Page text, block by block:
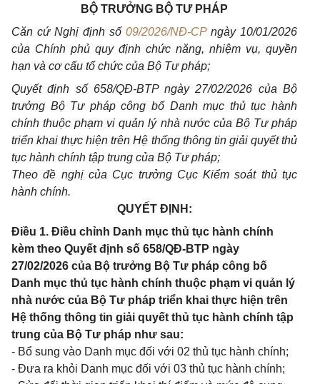
BỘ TRƯỞNG BỘ TƯ PHÁP
Căn cứ Nghị định số 09/2026/NĐ-CPngày 10/01/2026
của Chính phủ quy định chức năng, nhiệm vụ, quyền
hạn và cơ cấu tổ chức của Bộ Tư pháp;
Quyết định số 658/QĐ-BTP ngày 27/02/2026 của Bộ
trưởng Bộ Tư pháp công bố Danh mục thủ tục hành
chính thuộc phạm vi quản lý nhà nước của Bộ Tư pháp
triển khai thực hiện trên Hệ thống thông tin giải quyết thủ
tục hành chính tập trung của Bộ Tư pháp;
Theo đề nghị của Cục trưởng Cục Kiểm soát thủ tục
hành chính.
QUYẾT ĐỊNH:
Điều 1. Điều chỉnh Danh mục thủ tục hành chính
kèm theo Quyết định số 658/QĐ-BTP ngày
27/02/2026 của Bộ trưởng Bộ Tư pháp công bố
Danh mục thủ tục hành chính thuộc phạm vi quản lý
nhà nước của Bộ Tư pháp triển khai thực hiện trên
Hệ thống thông tin giải quyết thủ tục hành chính tập
trung của Bộ Tư pháp như sau:
- Bổ sung vào Danh mục đối với 02 thủ tục hành chính;
- Đưa ra khỏi Danh mục đối với 03 thủ tục hành chính;